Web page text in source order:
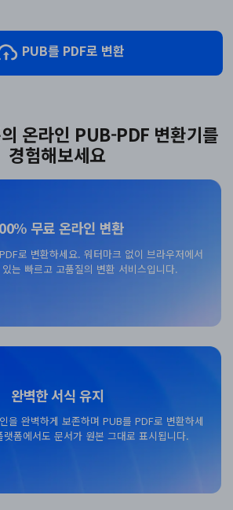
PUB를 PDF로 변환
온라인 PUB-PDF 변환기를
경험해보세요
무료 온라인 변환
로 변환하세요. 워터마크 없이 브라우저에서
는 빠르고 고품질의 변환 서비스입니다.
완벽한 서식 유지
을 완벽하게 보존하며 PUB를 PDF로 변환하세
폼에서도 문서가 원본 그대로 표시됩니다.